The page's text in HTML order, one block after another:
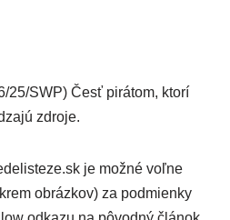
25/SWP) Česť pirátom, ktorí
zdroje.
je možné voľne
obrázkov) za podmienky